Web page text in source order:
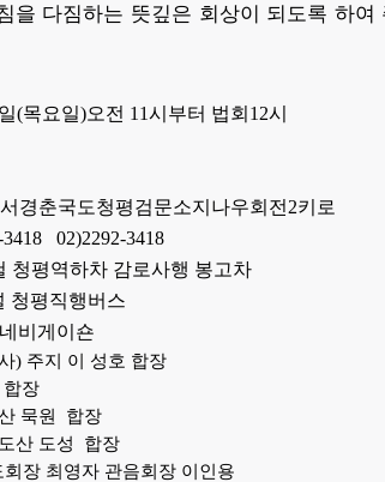
을 다짐하는 뜻깊은 회상이 되도록 하여
(목요일)오전 11시부터 법회12시
경춘국도청평검문소지나우회전2키로
02)2292-3418
청평역하차 감로사행 봉고차
평직행버스
비게이숀
) 주지 이 성호 합장
원 합장
도성 합장
최영자 관음회장 이인용